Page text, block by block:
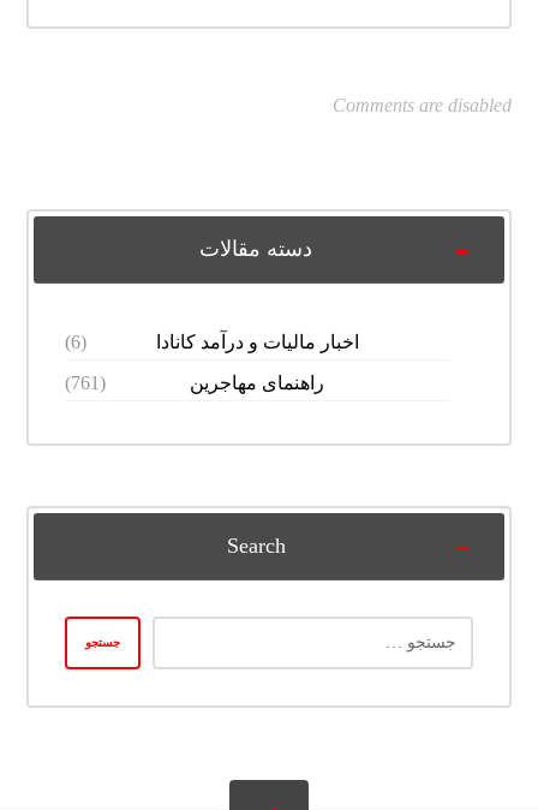
Comments are disabled
دسته مقالات
اخبار مالیات و درآمد کانادا
(6)
راهنمای مهاجرین
(761)
Search